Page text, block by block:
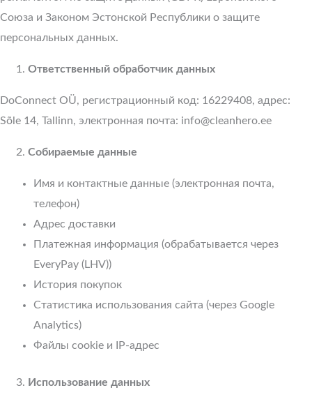
Союза и Законом Эстонской Республики о защите
персональных данных.
Ответственный обработчик данных
DoConnect OÜ, регистрационный код: 16229408, адрес:
Sõle 14, Tallinn, электронная почта: info@cleanhero.ee
Собираемые данные
Имя и контактные данные (электронная почта,
телефон)
Адрес доставки
Платежная информация (обрабатывается через
EveryPay (LHV))
История покупок
Статистика использования сайта (через Google
Analytics)
Файлы cookie и IP-адрес
Использование данных